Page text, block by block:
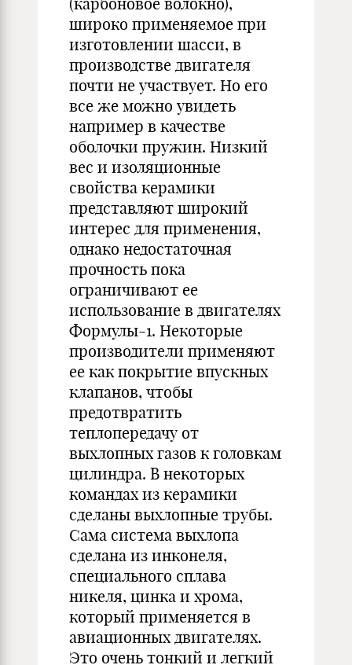
широко применяемое при
изготовлении шасси, в
производстве двигателя
почти не участвует. Но его
все же можно увидеть
например в качестве
оболочки пружин. Низкий
вес и изоляционные
свойства керамики
представляют широкий
интерес для применения,
однако недостаточная
прочность пока
ограничивают ее
использование в двигателях
Формулы-1. Некоторые
производители применяют
ее как покрытие впускных
клапанов, чтобы
предотвратить
теплопередачу от
выхлопных газов к головкам
цилиндра. В некоторых
командах из керамики
сделаны выхлопные трубы.
Сама система выхлопа
сделана из инконеля,
специального сплава
никеля, цинка и хрома,
который применяется в
авиационных двигателях.
Это очень тонкий и легкий